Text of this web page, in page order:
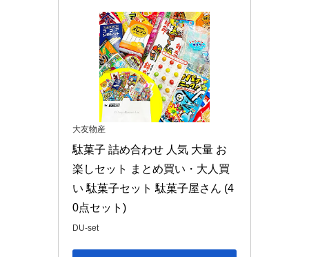
大友物産
駄菓子 詰め合わせ 人気 大量 お
楽しセット まとめ買い・大人買
い 駄菓子セット 駄菓子屋さん (4
0点セット)
DU-set